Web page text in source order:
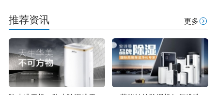
推荐资讯 更多